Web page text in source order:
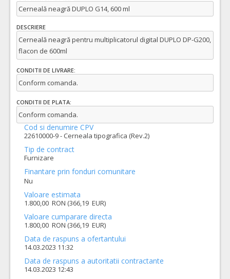
Cerneală neagră DUPLO G14, 600 ml
DESCRIERE
Cerneală neagră pentru multiplicatorul digital DUPLO DP-G200,
flacon de 600ml
CONDITII DE LIVRARE:
Conform comanda.
CONDITII DE PLATA:
Conform comanda.
Cod si denumire CPV
22610000-9 - Cerneala tipografica (Rev.2)
Tip de contract
Furnizare
Finantare prin fonduri comunitare
Nu
Valoare estimata
1.800,00 RON (366,19 EUR)
Valoare cumparare directa
1.800,00 RON (366,19 EUR)
Data de raspuns a ofertantului
14.03.2023 11:32
Data de raspuns a autoritatii contractante
14.03.2023 12:43